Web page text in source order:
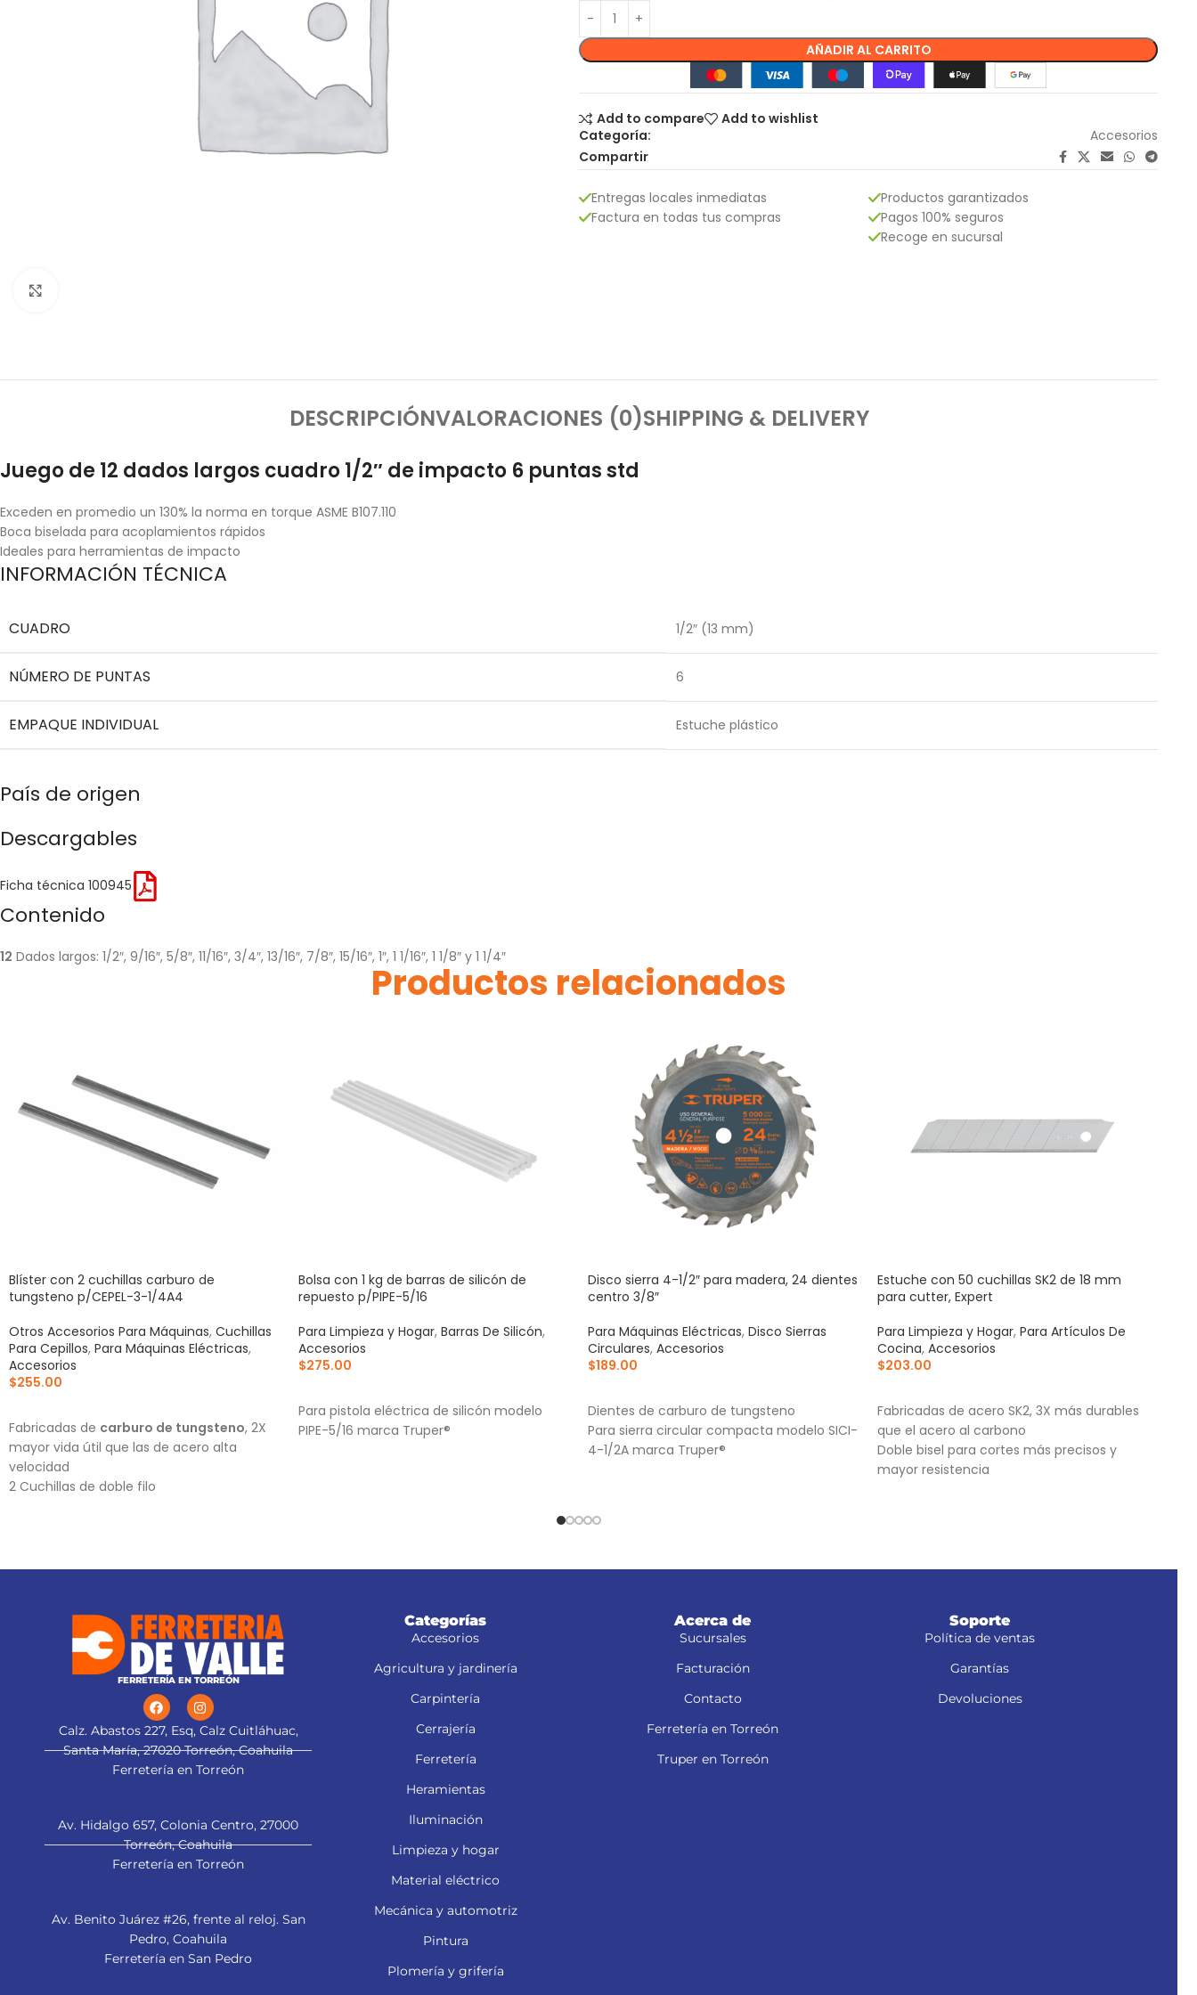
AÑADIR AL CARRITO
Add to compare
Add to wishlist
Categoría:
Accesorios
Compartir
Entregas locales inmediatas
Factura en todas tus compras
Productos garantizados
Pagos 100% seguros
Recoge en sucursal
DESCRIPCIÓNVALORACIONES (0)SHIPPING & DELIVERY
Juego de 12 dados largos cuadro 1/2″ de impacto 6 puntas std
Exceden en promedio un 130% la norma en torque ASME B107.110
Boca biselada para acoplamientos rápidos
Ideales para herramientas de impacto
INFORMACIÓN TÉCNICA
CUADRO 1/2″ (13 mm)
NÚMERO DE PUNTAS 6
EMPAQUE INDIVIDUAL Estuche plástico
País de origen
Descargables
Ficha técnica 100945
Contenido
12 Dados largos: 1/2″, 9/16″, 5/8″, 11/16″, 3/4″, 13/16″, 7/8″, 15/16″, 1″, 1 1/16″, 1 1/8″ y 1 1/4″
Productos relacionados
Blíster con 2 cuchillas carburo de
tungsteno p/CEPEL-3-1/4A4
Otros Accesorios Para Máquinas, Cuchillas
Para Cepillos, Para Máquinas Eléctricas,
Accesorios
$255.00
Fabricadas de carburo de tungsteno, 2X
mayor vida útil que las de acero alta
velocidad
2 Cuchillas de doble filo
Truper®
Bolsa con 1 kg de barras de silicón de
repuesto p/PIPE-5/16
Para Limpieza y Hogar, Barras De Silicón,
Accesorios
$275.00
Para pistola eléctrica de silicón modelo
PIPE-5/16 marca Truper®
Disco sierra 4-1/2″ para madera, 24 dientes
centro 3/8″
Para Máquinas Eléctricas, Disco Sierras
Circulares, Accesorios
$189.00
Dientes de carburo de tungsteno
Para sierra circular compacta modelo SICI-
4-1/2A marca Truper®
Estuche con 50 cuchillas SK2 de 18 mm
para cutter, Expert
Para Limpieza y Hogar, Para Artículos De
Cocina, Accesorios
$203.00
Fabricadas de acero SK2, 3X más durables
que el acero al carbono
Doble bisel para cortes más precisos y
mayor resistencia
FERRETERÍA EN TORREÓN
Calz. Abastos 227, Esq, Calz Cuitláhuac,
Santa María, 27020 Torreón, Coahuila
Ferretería en Torreón
Av. Hidalgo 657, Colonia Centro, 27000
Torreón, Coahuila
Ferretería en Torreón
Av. Benito Juárez #26, frente al reloj. San
Pedro, Coahuila
Ferretería en San Pedro
Categorías
Accesorios
Agricultura y jardinería
Carpintería
Cerrajería
Ferretería
Heramientas
Iluminación
Limpieza y hogar
Material eléctrico
Mecánica y automotriz
Pintura
Plomería y grifería
Acerca de
Sucursales
Facturación
Contacto
Ferretería en Torreón
Truper en Torreón
Soporte
Política de ventas
Garantías
Devoluciones